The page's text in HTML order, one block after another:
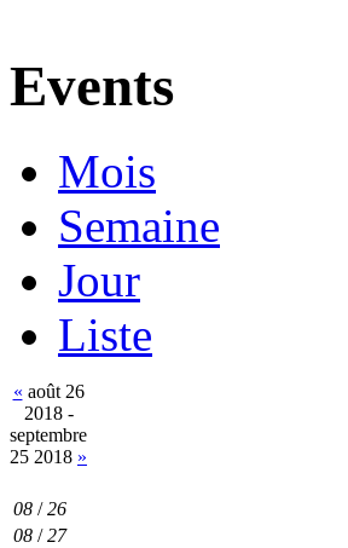
Events
Mois
Semaine
Jour
Liste
« août 26
2018 -
septembre
25 2018 »
08 /26
08 /27